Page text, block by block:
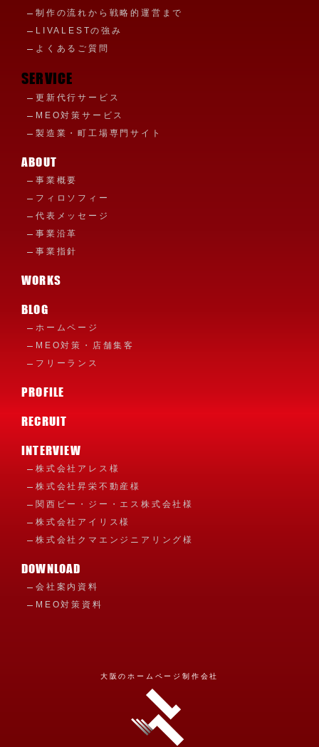
制作の流れから戦略的運営まで
LIVALESTの強み
よくあるご質問
SERVICE
更新代行サービス
MEO対策サービス
製造業・町工場専門サイト
ABOUT
事業概要
フィロソフィー
代表メッセージ
事業沿革
事業指針
WORKS
BLOG
ホームページ
MEO対策・店舗集客
フリーランス
PROFILE
RECRUIT
INTERVIEW
株式会社アレス様
株式会社昇栄不動産様
関西ピー・ジー・エス株式会社様
株式会社アイリス様
株式会社クマエンジニアリング様
DOWNLOAD
会社案内資料
MEO対策資料
大阪のホームページ制作会社